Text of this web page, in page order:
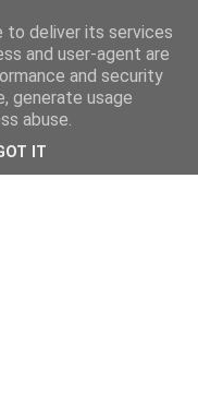
to deliver its services
and user-agent are
and security
generate usage
abuse.
IT